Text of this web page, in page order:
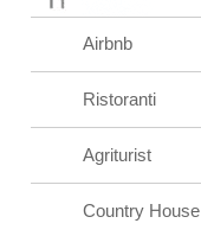
Airbnb
Ristoranti
Agriturist
Country House